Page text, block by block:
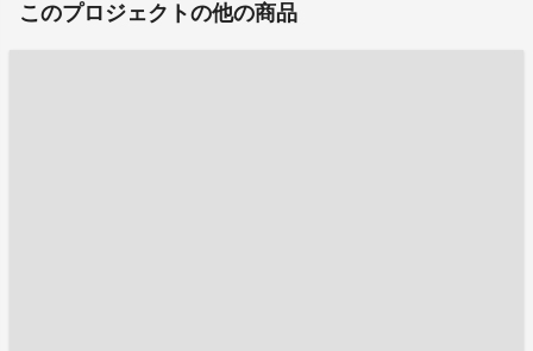
このプロジェクトの他の商品